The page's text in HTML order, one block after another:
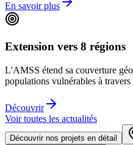
En savoir plus
Extension vers 8 régions
L'AMSS étend sa couverture
populations vulnérables à
Découvrir
Voir toutes les actualités
Découvrir nos projets en détail